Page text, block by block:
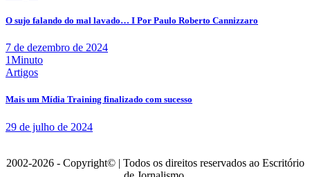
O sujo falando do mal lavado… I Por Paulo Roberto Cannizzaro
7 de dezembro de 2024
1Minuto
Artigos
Mais um Mídia Training finalizado com sucesso
29 de julho de 2024
2002-2026 - Copyright© | Todos os direitos reservados ao Escritório